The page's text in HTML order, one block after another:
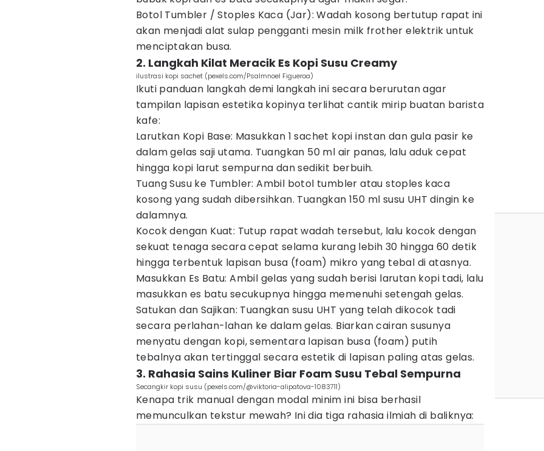
Botol Tumbler / Stoples Kaca (Jar): Wadah kosong bertutup rapat ini
akan menjadi alat sulap pengganti mesin milk frother elektrik untuk
menciptakan busa.
2. Langkah Kilat Meracik Es Kopi Susu Creamy
ilustrasi kopi sachet (pexels.com/Psalmnoel Figueroa)
Ikuti panduan langkah demi langkah ini secara berurutan agar
tampilan lapisan estetika kopinya terlihat cantik mirip buatan barista
kafe:
Larutkan Kopi Base: Masukkan 1 sachet kopi instan dan gula pasir ke
dalam gelas saji utama. Tuangkan 50 ml air panas, lalu aduk cepat
hingga kopi larut sempurna dan sedikit berbuih.
Tuang Susu ke Tumbler: Ambil botol tumbler atau stoples kaca
kosong yang sudah dibersihkan. Tuangkan 150 ml susu UHT dingin ke
dalamnya.
Kocok dengan Kuat: Tutup rapat wadah tersebut, lalu kocok dengan
sekuat tenaga secara cepat selama kurang lebih 30 hingga 60 detik
hingga terbentuk lapisan busa (foam) mikro yang tebal di atasnya.
Masukkan Es Batu: Ambil gelas yang sudah berisi larutan kopi tadi, lalu
masukkan es batu secukupnya hingga memenuhi setengah gelas.
Satukan dan Sajikan: Tuangkan susu UHT yang telah dikocok tadi
secara perlahan-lahan ke dalam gelas. Biarkan cairan susunya
menyatu dengan kopi, sementara lapisan busa (foam) putih
tebalnya akan tertinggal secara estetik di lapisan paling atas gelas.
3. Rahasia Sains Kuliner Biar Foam Susu Tebal Sempurna
Secangkir kopi susu (pexels.com/@viktoria-alipatova-1083711)
Kenapa trik manual dengan modal minim ini bisa berhasil
memunculkan tekstur mewah? Ini dia tiga rahasia ilmiah di baliknya: